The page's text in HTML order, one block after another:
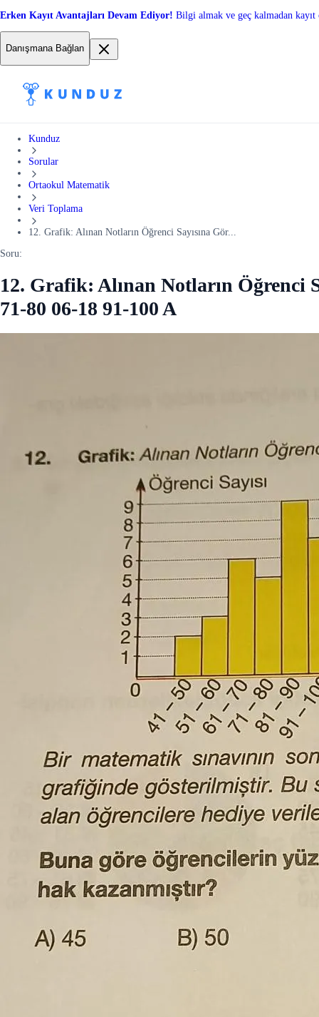
Erken Kayıt Avantajları Devam Ediyor! Bilgi almak ve geç kalmadan
Danışmana Bağlan
Kunduz
Sorular
Ortaokul Matematik
Veri Toplama
12. Grafik: Alınan Notların Öğrenci Sayısına Gör...
Soru:
12. Grafik: Alınan Notların Öğrenci
71-80 06-18 91-100 A